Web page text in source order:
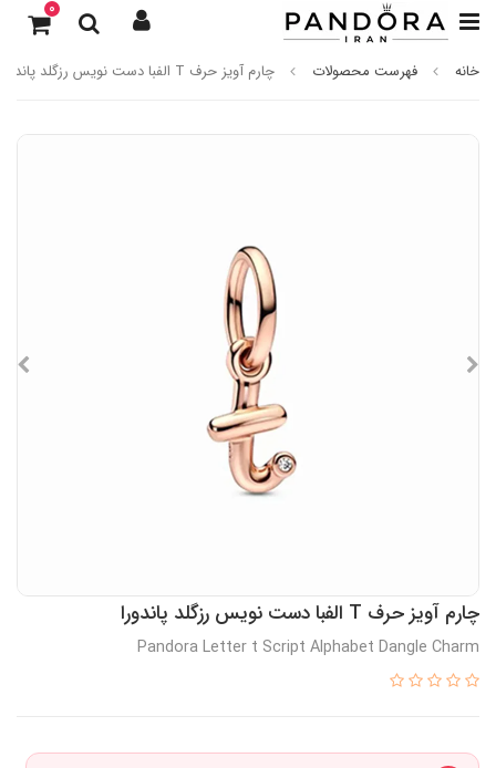
0
خانه فهرست محصولات چارم آویز حرف T الفبا دست نویس رزگلد پاندورا
چارم آویز حرف T الفبا دست نویس رزگلد پاندورا
Pandora Letter t Script Alphabet Dangle Charm